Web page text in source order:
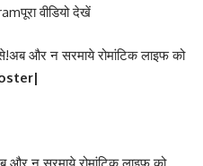
वीडियो देखें
और न सरमाये रोमांटिक लाइफ को
और न सरमाये रोमांटिक लाइफ को